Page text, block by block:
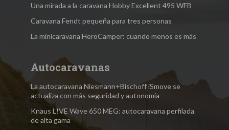
Una mirada a la caravana Hobby Excellent 495 WFB
Caravana Fendt pequeña para tres personas
La minicaravana HeroCamper: cuando menos es más
Autocaravanas
La autocaravana Niesmann+Bischoff iSmove se
actualiza con más seguridad y autonomía
Knaus L!VE Wave 650 MEG: autocaravana perfilada
de alta gama